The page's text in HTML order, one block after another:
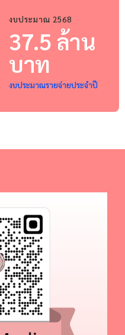
งบประมาณ 2568
37.5 ล้าน
บาท
งบประมาณรายจ่ายประจำปี